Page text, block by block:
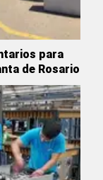
para
de Rosario